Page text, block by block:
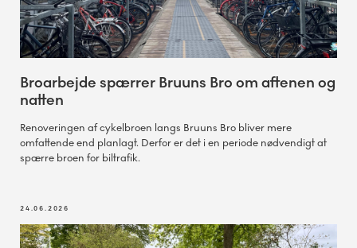
Broarbejde spærrer Bruuns Bro om aftenen og
natten
Renoveringen af cykelbroen langs Bruuns Bro bliver mere
omfattende end planlagt. Derfor er det i en periode nødvendigt at
spærre broen for biltrafik.
24.06.2026